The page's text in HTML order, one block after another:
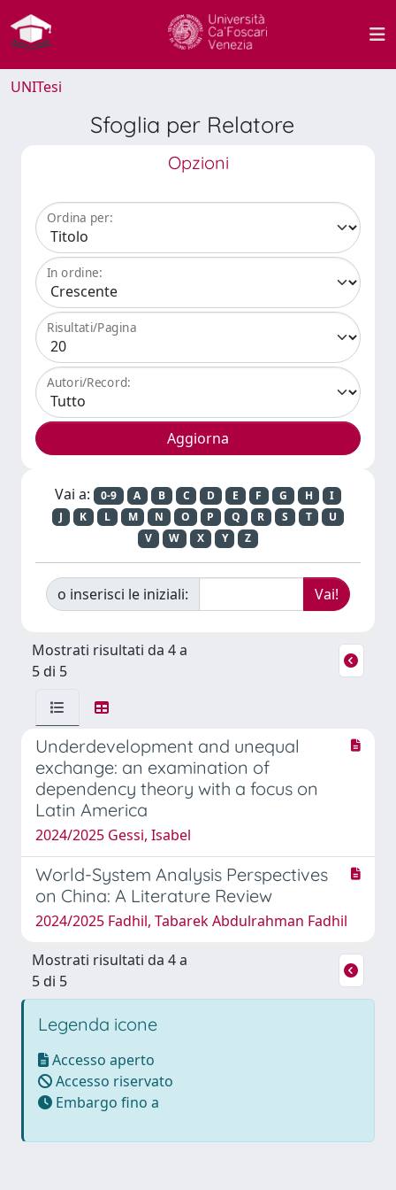
UNITesi
Sfoglia per Relatore
Opzioni
Ordina per:
In ordine:
Risultati/Pagina
Autori/Record:
Vai a: 0-9 A B C D E F G H
I
J
K L M N O P Q R S T
U
V
W X Y Z
o inserisci le iniziali:
Mostrati risultati da 4 a
5 di 5
Underdevelopment and unequal
exchange: an examination of
dependency theory with a focus on
Latin America
2024/2025 Gessi, Isabel
World-System Analysis Perspectives
on China: A Literature Review
2024/2025 Fadhil, Tabarek Abdulrahman Fadhil
Mostrati risultati da 4 a
5 di 5
Legenda icone
Accesso aperto
Accesso riservato
Embargo fino a